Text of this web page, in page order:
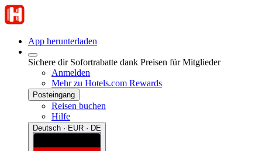
App herunterladen
Sichere dir Sofortrabatte dank Preisen für Mitglieder
Anmelden
Mehr zu Hotels.com Rewards
Posteingang
Reisen buchen
Hilfe
Deutsch · EUR · DE